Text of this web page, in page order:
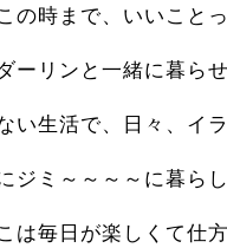
の時まで、いいこと
ーリンと一緒に暮ら
い生活で、日々、イ
ジミ～～～～に暮ら
は毎日が楽しくて仕